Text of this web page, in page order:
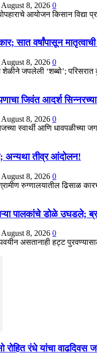
August 8, 2026 0
आयोजन किसान
सात वर्षांपासून
August 8, 2026 0
जपलेली ‘शब्बो’; परिसरात
जिवंत आदर्श
August 8, 2026 0
स्वार्थी आणि धावपळीच्या
अन्यथा तीव्र आंदोलन!
August 8, 2026 0
ग्रामीण रुग्णालयातील
पालकांचे डोळे उघडले;
August 8, 2026 0
असतानाही हट्ट
रोहित रंधे यांचा